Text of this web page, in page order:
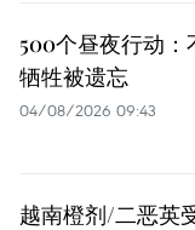
500个昼夜行动
牺牲被遗忘
04/08/2026 09:43
越南橙剂/二恶英